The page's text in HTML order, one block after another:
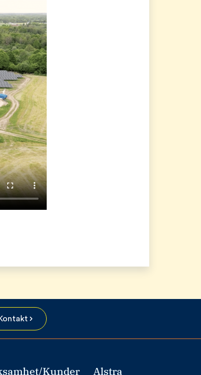
Kunder Alstra